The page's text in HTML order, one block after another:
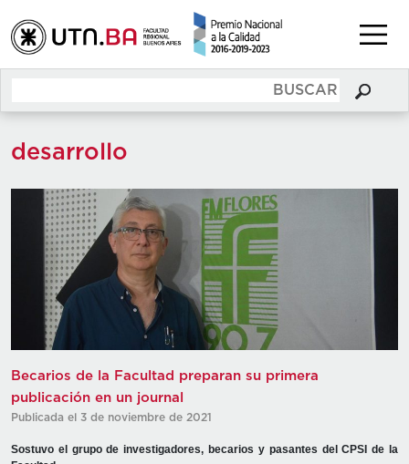
desarrollo
Becarios de la Facultad preparan su primera
publicación en un journal
Publicada el 3 de noviembre de 2021
Sostuvo el grupo de investigadores, becarios y pasantes del CPSI de la